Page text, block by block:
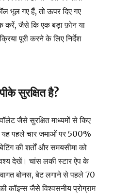
भूल गए हैं, तो ऊपर दिए गए
करें, जैसे कि एक बड़ा फ़ोन या
पूरी करने के लिए निर्देश
सुरक्षित है?
जैसे सुरक्षित माध्यमों से किए
पहले चार जमाओं पर 500%
की शर्तों और समयसीमा को
देखें। चांस लकी स्टार ऐप के
बोनस, बेट लगाने से पहले 70
कॉइन्स जैसे विश्वसनीय प्रोग्राम